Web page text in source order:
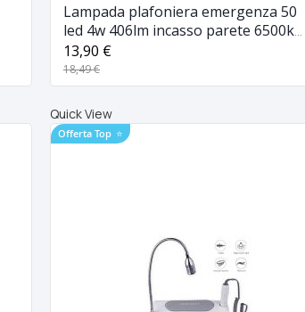
Lampada plafoniera emergenza 50
led 4w 406lm incasso parete 6500k
ip40
13,90 €
18,49 €
Quick View
Offerta Top ⭐